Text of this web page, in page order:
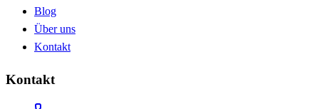
Blog
Über uns
Kontakt
Kontakt